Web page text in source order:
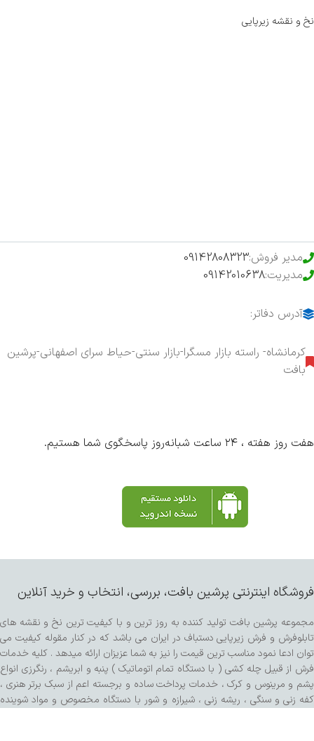
نخ و نقشه زیرپایی
مدیر فروش:09142808323
مدیریت:09142010638
آدرس دفاتر:
کرمانشاه- راسته بازار مسگرا-بازار سنتی-حیاط سرای اصفهانی-پرشین
بافت
هفت روز هفته ، ۲۴ ساعت شبانه‌روز پاسخگوی شما هستیم.
فروشگاه اینترنتی پرشین بافت، بررسی، انتخاب و خرید آنلاین
مجموعه پرشین بافت تولید کننده به روز ترین و با کیفیت ترین نخ و نقشه های
تابلوفرش و فرش زیرپایی دستباف در ایران می باشد که در کنار مقوله کیفیت می
توان ادعا نمود مناسب ترین قیمت را نیز به شما عزیزان ارائه میدهد . کلیه خدمات
فرش از قبیل چله کشی ( با دستگاه تمام اتوماتیک ) پنبه و ابریشم ، رنگرزی انواع
پشم و مرینوس و کرک ، خدمات پرداخت ساده و برجسته اعم از سبک برتر هنری ،
کفه زنی و سنگی ، ریشه زنی ، شیرازه و شور با دستگاه مخصوص و مواد شوینده